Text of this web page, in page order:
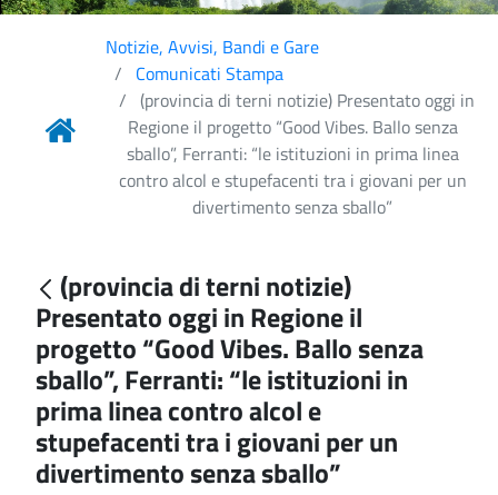
Notizie, Avvisi, Bandi e Gare
Comunicati Stampa
(provincia di terni notizie) Presentato oggi in
Regione il progetto “Good Vibes. Ballo senza
sballo”, Ferranti: “le istituzioni in prima linea
contro alcol e stupefacenti tra i giovani per un
divertimento senza sballo”
(provincia di terni notizie)
Presentato oggi in Regione il
progetto “Good Vibes. Ballo senza
sballo”, Ferranti: “le istituzioni in
prima linea contro alcol e
stupefacenti tra i giovani per un
divertimento senza sballo”